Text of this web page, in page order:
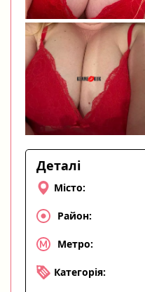
Деталі
Місто:
Район:
Метро:
Категорія: